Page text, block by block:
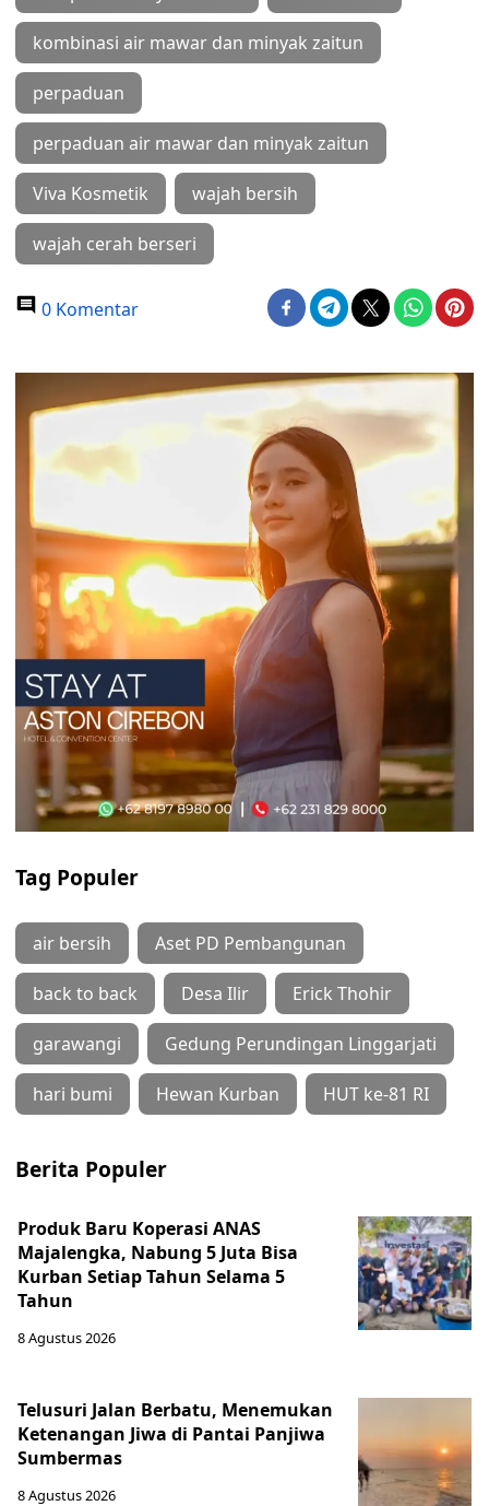
kombinasi air mawar dan minyak zaitun
perpaduan
perpaduan air mawar dan minyak zaitun
Viva Kosmetik wajah bersih
wajah cerah berseri
0 Komentar
Tag Populer
air bersih Aset PD Pembangunan
back to back Desa Ilir Erick Thohir
garawangi Gedung Perundingan Linggarjati
hari bumi Hewan Kurban HUT ke-81 RI
Berita Populer
Produk Baru Koperasi ANAS
Majalengka, Nabung 5 Juta Bisa
Kurban Setiap Tahun Selama 5
Tahun
8 Agustus 2026
Telusuri Jalan Berbatu, Menemukan
Ketenangan Jiwa di Pantai Panjiwa
Sumbermas
8 Agustus 2026